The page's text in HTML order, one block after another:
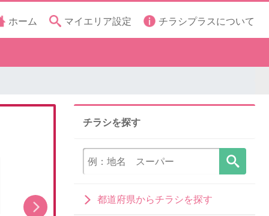
ホーム マイエリア設定 チラシプラスについて
チラシを探す
都道府県からチラシを探す